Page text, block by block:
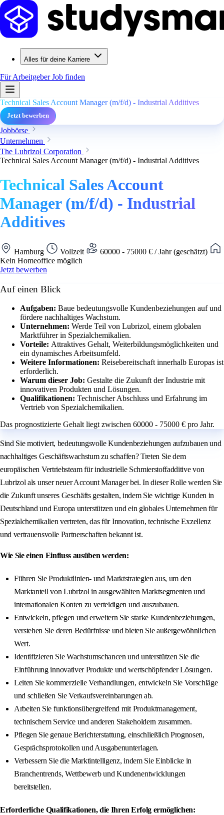
Alles für deine Karriere
Für ArbeitgeberJob finden
Technical Sales Account Manager (m/f/d) - Industrial Additives
Jetzt bewerben
Jobbörse
Unternehmen
The Lubrizol Corporation
Technical Sales Account Manager (m/f/d) - Industrial Additives
Technical Sales Account
Manager (m/f/d) - Industrial
Additives
Hamburg Vollzeit
60000 - 75000 € / Jahr (geschätzt)
Kein Homeoffice möglich
Jetzt bewerben
Auf einen Blick
Aufgaben: Baue bedeutungsvolle Kundenbeziehungen auf und
fördere nachhaltiges Wachstum.
Unternehmen: Werde Teil von Lubrizol, einem globalen
Marktführer in Spezialchemikalien.
Vorteile: Attraktives Gehalt, Weiterbildungsmöglichkeiten und
ein dynamisches Arbeitsumfeld.
Weitere Informationen: Reisebereitschaft innerhalb Europas ist
erforderlich.
Warum dieser Job: Gestalte die Zukunft der Industrie mit
innovativen Produkten und Lösungen.
Qualifikationen: Technischer Abschluss und Erfahrung im
Vertrieb von Spezialchemikalien.
Das prognostizierte Gehalt liegt zwischen 60000 - 75000 € pro Jahr.
Sind Sie motiviert, bedeutungsvolle Kundenbeziehungen aufzubauen und
nachhaltiges Geschäftswachstum zu schaffen? Treten Sie dem
europäischen Vertriebsteam für industrielle Schmierstoffadditive von
Lubrizol als unser neuer Account Manager bei. In dieser Rolle werden Sie
die Zukunft unseres Geschäfts gestalten, indem Sie wichtige Kunden in
Deutschland und Europa unterstützen und ein globales Unternehmen für
Spezialchemikalien vertreten, das für Innovation, technische Exzellenz
und vertrauensvolle Partnerschaften bekannt ist.
Wie Sie einen Einfluss ausüben werden:
Führen Sie Produktlinien- und Marktstrategien aus, um den
Marktanteil von Lubrizol in ausgewählten Marktsegmenten und
internationalen Konten zu verteidigen und auszubauen.
Entwickeln, pflegen und erweitern Sie starke Kundenbeziehungen,
verstehen Sie deren Bedürfnisse und bieten Sie außergewöhnlichen
Wert.
Identifizieren Sie Wachstumschancen und unterstützen Sie die
Einführung innovativer Produkte und wertschöpfender Lösungen.
Leiten Sie kommerzielle Verhandlungen, entwickeln Sie Vorschläge
und schließen Sie Verkaufsvereinbarungen ab.
Arbeiten Sie funktionsübergreifend mit Produktmanagement,
technischem Service und anderen Stakeholdern zusammen.
Pflegen Sie genaue Berichterstattung, einschließlich Prognosen,
Gesprächsprotokollen und Ausgabenunterlagen.
Verbessern Sie die Marktintelligenz, indem Sie Einblicke in
Branchentrends, Wettbewerb und Kundenentwicklungen
bereitstellen.
Erforderliche Qualifikationen, die Ihren Erfolg ermöglichen: